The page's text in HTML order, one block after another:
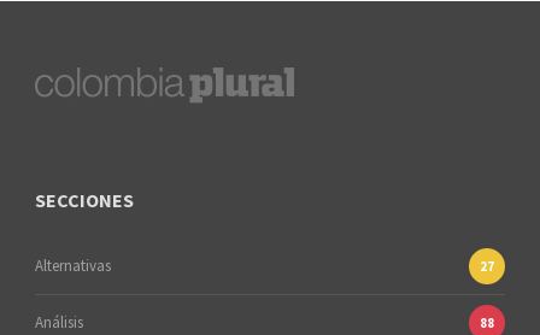
SECCIONES
Alternativas 27
Análisis 88